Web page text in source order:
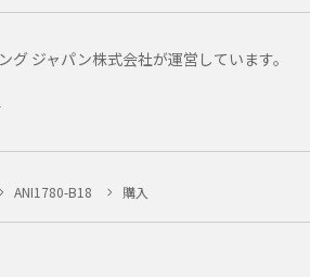
ジャパン株式会社が運営しています。
ANI1780-B18 購入